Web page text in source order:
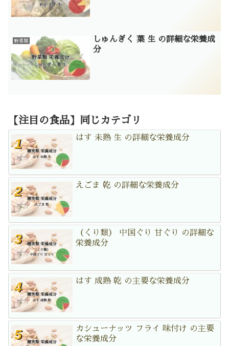
野菜類
しゅんぎく 葉 生 の詳細な栄養成
分
【注目の食品】同じカテゴリ
はす 未熟 生 の詳細な栄養成分
えごま 乾 の詳細な栄養成分
（くり類） 中国ぐり 甘ぐり の詳細な
栄養成分
はす 成熟 乾 の主要な栄養成分
カシューナッツ フライ 味付け の主要
な栄養成分